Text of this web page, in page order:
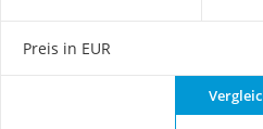
Preis in EUR